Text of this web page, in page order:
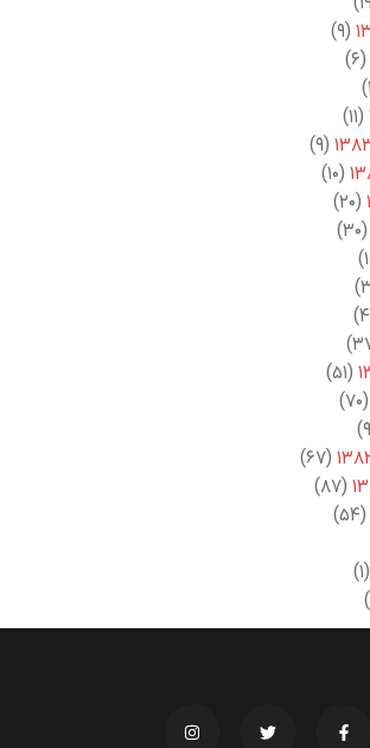
(۹)
(۶)
(۱۱)
(۹)
(۱۰)
(۲۰)
(۳۰)
(۵۱)
(۷۰)
(۶۷)
(۸۷)
(۵۴)
(۱)